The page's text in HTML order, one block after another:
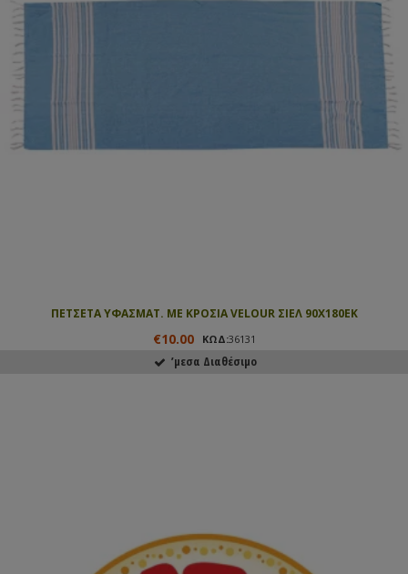
ΠΕΤΣΕΤΑ ΥΦΑΣΜΑΤ. ΜΕ ΚΡΟΣΙΑ VELOUR ΣΙΕΛ 90Χ180ΕΚ
€10.00 ΚΩΔ:36131
ʼμεσα Διαθέσιμο